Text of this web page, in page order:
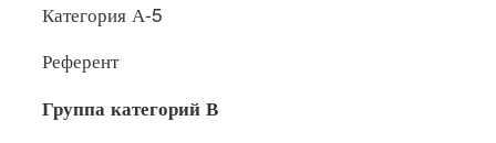
Категория А-5
Референт
Группа категорий В